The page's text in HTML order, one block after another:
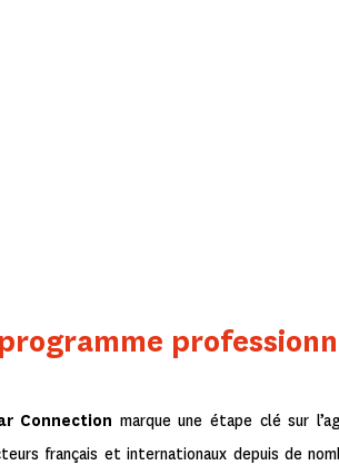
Connection marque une étape clé sur
français et internationaux depuis de